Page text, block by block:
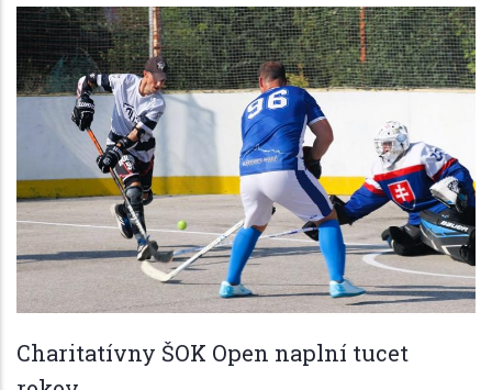
Charitatívny ŠOK Open naplní tucet